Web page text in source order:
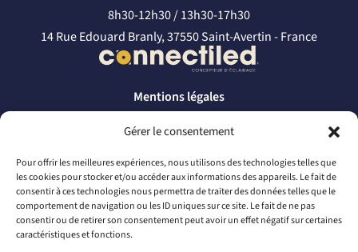
Gérer le consentement
Pour offrir les meilleures expériences, nous utilisons des technologies telles que
les cookies pour stocker et/ou accéder aux informations des appareils. Le fait de
consentir à ces technologies nous permettra de traiter des données telles que le
comportement de navigation ou les ID uniques sur ce site. Le fait de ne pas
consentir ou de retirer son consentement peut avoir un effet négatif sur certaines
caractéristiques et fonctions.
8h30-12h30 / 13h30-17h30
14 Rue Edouard Branly, 37550 Saint-Avertin - France
Mentions légales
Politique de confidentialité
CONTACTEZ-NOUS
par téléphone
+33 2 46 65 56 66